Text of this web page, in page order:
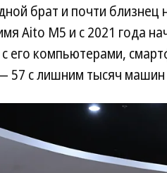
брат и почти
Aito M5 и с 2021 года
с его компьютерами,
57 с лишним тысяч машин